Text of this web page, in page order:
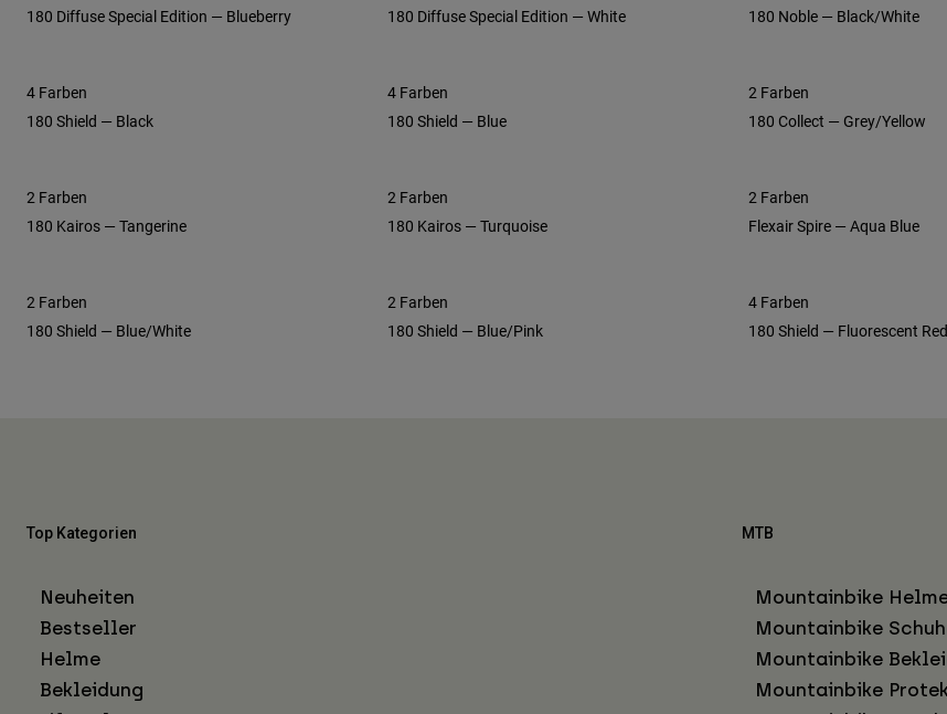
180 Diffuse Special Edition — Blueberry
180 Diffuse Special Edition — White
180 Noble — Black/White
4 Farben
180 Shield — Black
4 Farben
180 Shield — Blue
2 Farben
180 Collect — Grey/Yellow
2 Farben
180 Kairos — Tangerine
2 Farben
180 Kairos — Turquoise
2 Farben
Flexair Spire — Aqua Blue
2 Farben
180 Shield — Blue/White
2 Farben
180 Shield — Blue/Pink
4 Farben
180 Shield — Fluorescent Red
Top Kategorien
Neuheiten
Bestseller
Helme
Bekleidung
MTB
Mountainbike
Mountainbike
Mountainbike
Mountainbike